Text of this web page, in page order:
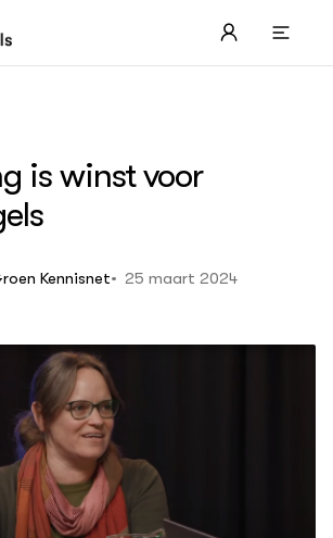
Grutto
is winst voor
Kennisnet 25 maart 2024